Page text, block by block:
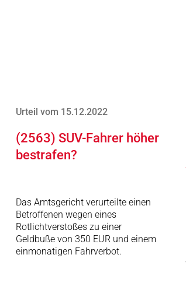
Urteil vom 15.12.2022
(2563) SUV-Fahrer höher
bestrafen?
Das Amtsgericht verurteilte einen
Betroffenen wegen eines
Rotlichtverstoßes zu einer
Geldbuße von 350 EUR und einem
einmonatigen Fahrverbot.